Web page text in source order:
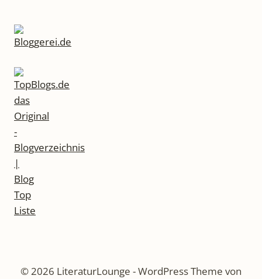
© 2026 LiteraturLounge - WordPress Theme von